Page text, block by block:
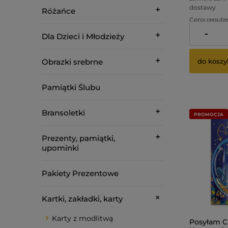
Różańce
Dla Dzieci i Młodzieży
Obrazki srebrne
Pamiątki Ślubu
Bransoletki
Prezenty, pamiątki,
upominki
Pakiety Prezentowe
Kartki, zakładki, karty
Karty z modlitwą
dostawy
Cena
Najniższa
-
do
Posyłam
PROMOCJA